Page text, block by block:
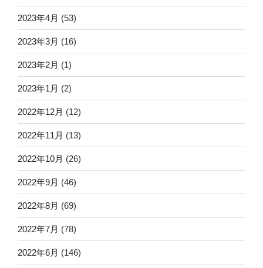
2023年4月 (53)
2023年3月 (16)
2023年2月 (1)
2023年1月 (2)
2022年12月 (12)
2022年11月 (13)
2022年10月 (26)
2022年9月 (46)
2022年8月 (69)
2022年7月 (78)
2022年6月 (146)